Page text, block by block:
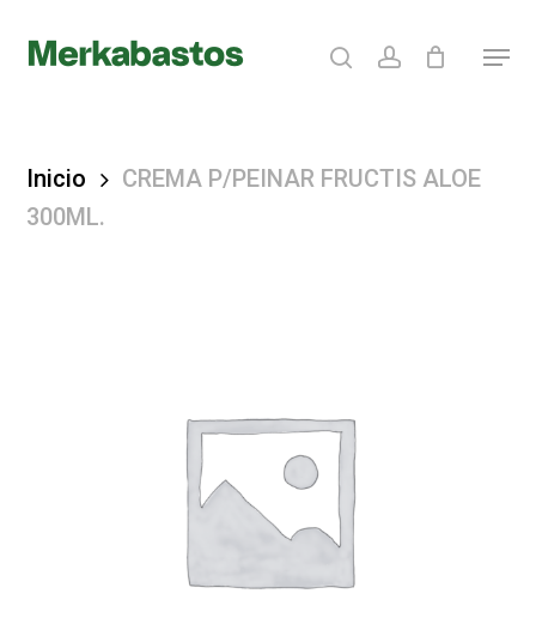
searchaccount Menu
Inicio
CREMA P/PEINAR FRUCTIS ALOE
300ML.
Close